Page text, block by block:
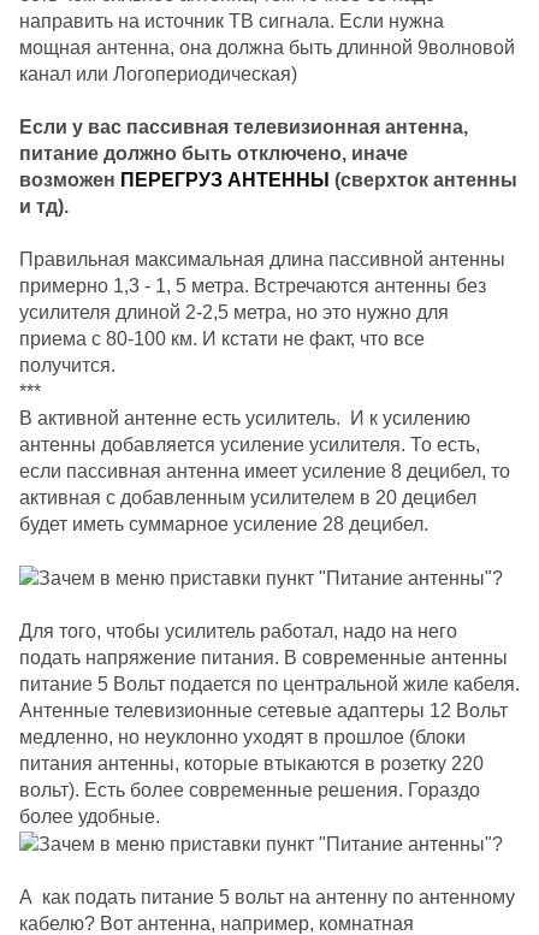
направить на источник ТВ сигнала. Если нужна
мощная антенна, она должна быть длинной 9волновой
канал или Логопериодическая)
Если у вас пассивная телевизионная антенна,
питание должно быть отключено, иначе
возможен ПЕРЕГРУЗ АНТЕННЫ (сверхток антенны
и тд).
Правильная максимальная длина пассивной антенны
примерно 1,3 - 1, 5 метра. Встречаются антенны без
усилителя длиной 2-2,5 метра, но это нужно для
приема с 80-100 км. И кстати не факт, что все
получится.
***
В активной антенне есть усилитель. И к усилению
антенны добавляется усиление усилителя. То есть,
если пассивная антенна имеет усиление 8 децибел, то
активная с добавленным усилителем в 20 децибел
будет иметь суммарное усиление 28 децибел.
Для того, чтобы усилитель работал, надо на него
подать напряжение питания. В современные антенны
питание 5 Вольт подается по центральной жиле кабеля.
Антенные телевизионные сетевые адаптеры 12 Вольт
медленно, но неуклонно уходят в прошлое (блоки
питания антенны, которые втыкаются в розетку 220
вольт). Есть более современные решения. Гораздо
более удобные.
А как подать питание 5 вольт на антенну по антенному
кабелю? Вот антенна, например, комнатная